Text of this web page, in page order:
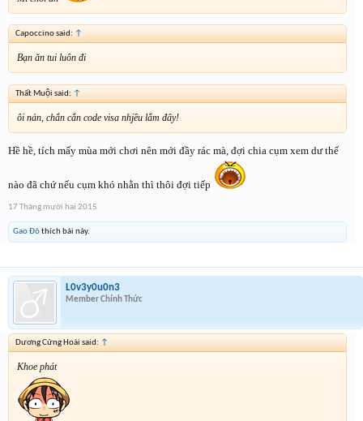
Capoccino said: ↑
Bạn ăn tui luôn đi
Thất Muội said: ↑
ôi nản, chắn cắn code visa nhjều lắm đây!
Hề hề, tích mấy mùa mới chơi nên mới đầy rác mà, đợi chia cụm xem dư thế
nào đã chứ nếu cụm khó nhằn thì thôi đợi tiếp
17 Tháng mười hai 2015
Gao Đỏthích bài này.
L0v3y0u0n3
Member Chính Thức
Dương Cửng Hoài said: ↑
Khoe phát